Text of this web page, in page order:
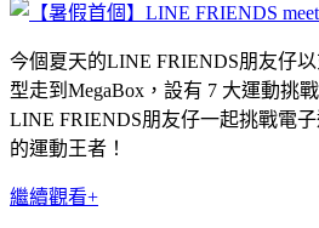
今個夏天的LINE FRIENDS朋友仔
型走到MegaBox，設有 7 大運動挑
LINE FRIENDS朋友仔一起挑戰電
的運動王者！
繼續觀看+